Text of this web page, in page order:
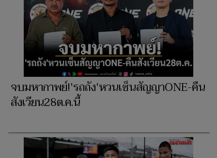
จบมหากาพย์!'รถถัง'หวนเซ็นสัญญาONE-คืน
สังเวียน28ต.ค.นี้